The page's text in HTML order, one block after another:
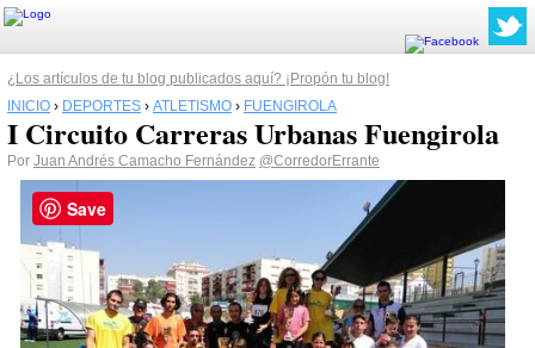
¿Los artículos de tu blog publicados aquí? ¡Propón tu blog!
INICIO › DEPORTES › ATLETISMO › FUENGIROLA
I Circuito Carreras Urbanas Fuengirola
Por Juan Andrés Camacho Fernández @CorredorErrante
Save